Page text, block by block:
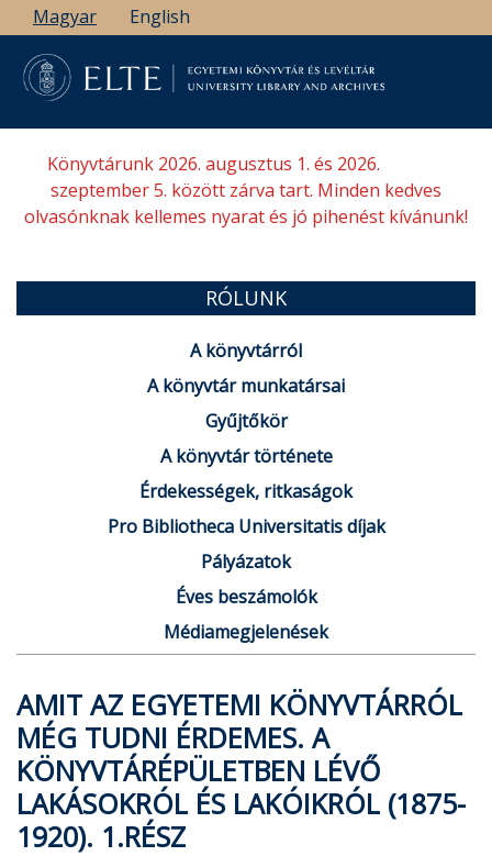
Ugrás
a
tartalomra
Magyar English
Könyvtárunk 2026. augusztus 1. és 2026.
szeptember 5. között zárva tart. Minden kedves
olvasónknak kellemes nyarat és jó pihenést kívánunk!
RÓLUNK
A könyvtárról
A könyvtár munkatársai
Gyűjtőkör
A könyvtár története
Érdekességek, ritkaságok
Pro Bibliotheca Universitatis díjak
Pályázatok
Éves beszámolók
Médiamegjelenések
AMIT AZ EGYETEMI KÖNYVTÁRRÓL
MÉG TUDNI ÉRDEMES. A
KÖNYVTÁRÉPÜLETBEN LÉVŐ
LAKÁSOKRÓL ÉS LAKÓIKRÓL (1875-
1920). 1.RÉSZ